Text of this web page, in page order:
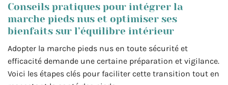
Conseils pratiques pour intégrer la
marche pieds nus et optimiser ses
bienfaits sur l’équilibre intérieur
Adopter la marche pieds nus en toute sécurité et
efficacité demande une certaine préparation et vigilance.
Voici les étapes clés pour faciliter cette transition tout en